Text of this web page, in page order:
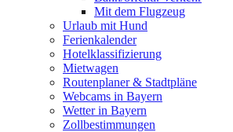
Mit dem Flugzeug
Urlaub mit Hund
Ferienkalender
Hotelklassifizierung
Mietwagen
Routenplaner & Stadtpläne
Webcams in Bayern
Wetter in Bayern
Zollbestimmungen